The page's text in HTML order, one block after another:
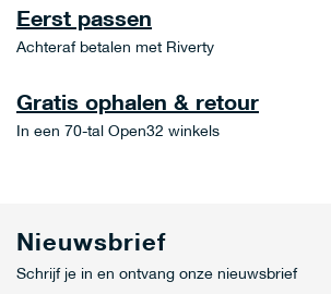
Eerst passen
Achteraf betalen met Riverty
Gratis ophalen & retour
In een 70-tal Open32 winkels
Nieuwsbrief
Schrijf je in en ontvang onze nieuwsbrief